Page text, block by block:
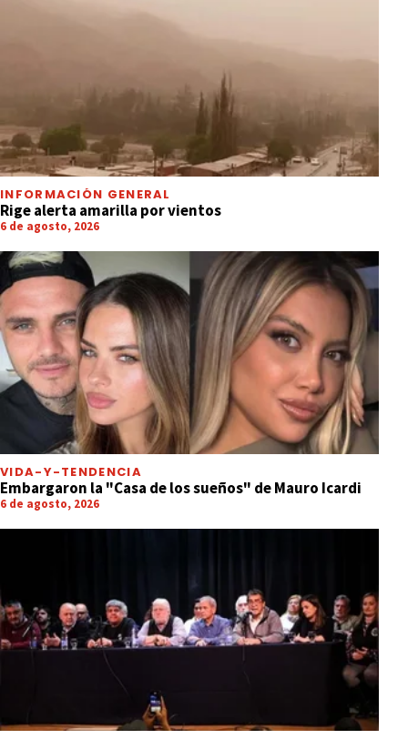
INFORMACIÓN GENERAL
Rige alerta amarilla por vientos
6 de agosto, 2026
VIDA-Y-TENDENCIA
Embargaron la "Casa de los sueños" de Mauro Icardi
6 de agosto, 2026